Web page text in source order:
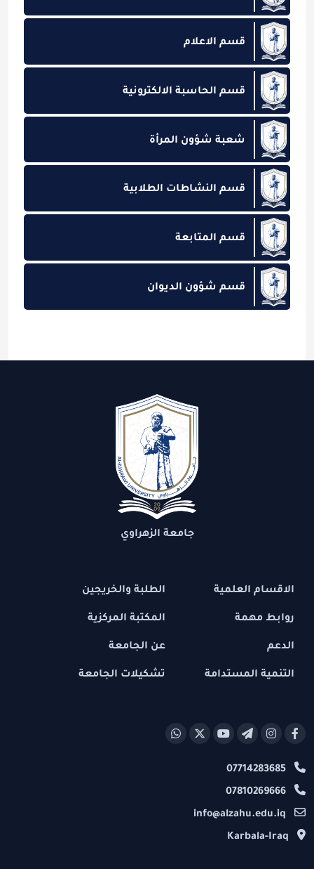
قسم الاعلام
قسم الحاسبة الالكترونية
شعبة شؤون المرأة
قسم النشاطات الطلابية
قسم المتابعة
قسم شؤون الديوان
جامعة الزهراوي
الاقسام العلمية
روابط مهمة
الدعم
التنمية المستدامة
الطلبة والخريجين
المكتبة المركزية
عن الجامعة
تشكيلات الجامعة
07714283685
07810269666
info@alzahu.edu.iq
Karbala-Iraq